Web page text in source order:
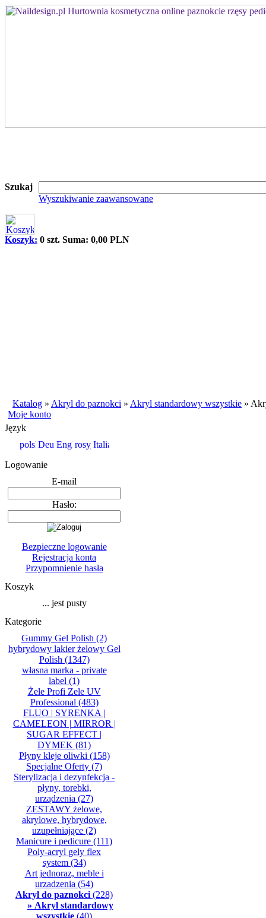
Szukaj
Wyszukiwanie zaawansowane
Koszyk: 0 szt. Suma: 0,00 PLN
Katalog » Akryl do paznokci » Akryl standardowy wszystkie »
Moje konto
Język
Logowanie
E-mail
Hasło:
Bezpieczne logowanie
Rejestracja konta
Przypomnienie hasła
Koszyk
... jest pusty
Kategorie
Gummy Gel Polish (2)
hybrydowy lakier żelowy Gel
Polish (1347)
własna marka - private
label (1)
Żele Profi Zele UV
Professional (483)
FLUO | SYRENKA |
CAMELEON | MIRROR |
SUGAR EFFECT |
DYMEK (81)
Płyny kleje oliwki (158)
Specjalne Oferty (7)
Sterylizacja i dezynfekcja -
płyny, torebki,
urządzenia (27)
ZESTAWY żelowe,
akrylowe, hybrydowe,
uzupełniające (2)
Manicure i pedicure (111)
Poly-acryl gely flex
system(34)
Art jednoraz, meble i
urzadzenia (54)
Akryl do paznokci (228)
» Akryl standardowy
wszystkie (40)